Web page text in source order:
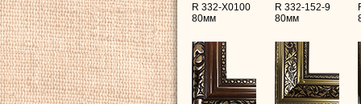
R 332-X0100
80мм
R 332-152-9
80мм